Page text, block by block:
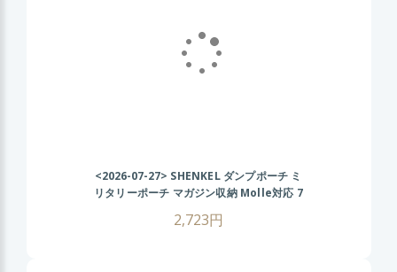
<2026-07-27> SHENKEL ダンプポーチ ミ
リタリーポーチ マガジン収納 Molle対応 7
ーブドラブ
2,723円